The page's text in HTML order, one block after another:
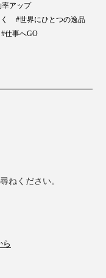
ーにも、しっくり
れたり、ひっぱら
フティーパーツつ
で、仕事の日も、
率アップ
#世界にひとつの逸品
#仕事へGO
ねください。
ら